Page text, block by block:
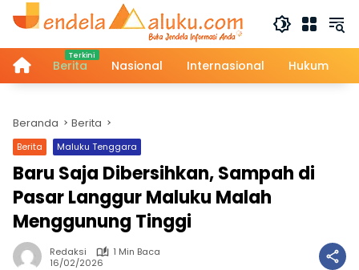
Langsung
HomeBerita Nasional Internasional Hukum
Beranda Berita
Berita Maluku Tenggara
Baru Saja Dibersihkan, Sampah di
Pasar Langgur Maluku Malah
Menggunung Tinggi
Redaksi
1 Min Baca
16/02/2026